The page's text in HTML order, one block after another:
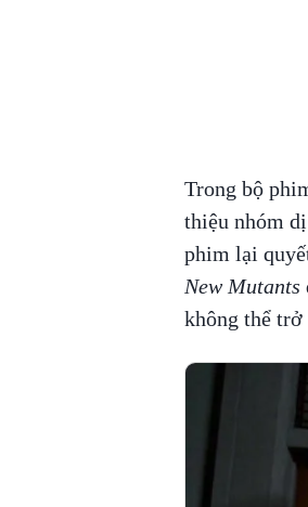
Trong bộ
thiệu nhóm
phim lại
New Mutants
không thể trở